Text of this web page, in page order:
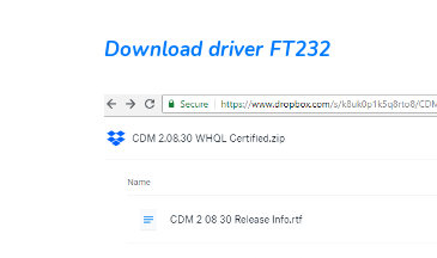
Download driver FT232